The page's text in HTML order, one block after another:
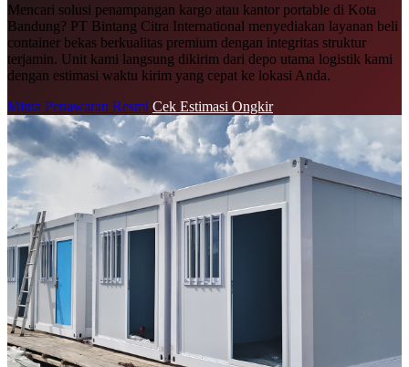
Mencari solusi penampangan kargo atau kantor portable di Kota
Bandung? PT Bintang Citra International menyediakan layanan beli
container bekas berkualitas premium dengan integritas struktur
terjamin. Unit kami langsung dikirim dari depo utama logistik kami
dengan estimasi waktu kirim yang cepat ke lokasi Anda.
Minta Penawaran Resmi Cek Estimasi Ongkir